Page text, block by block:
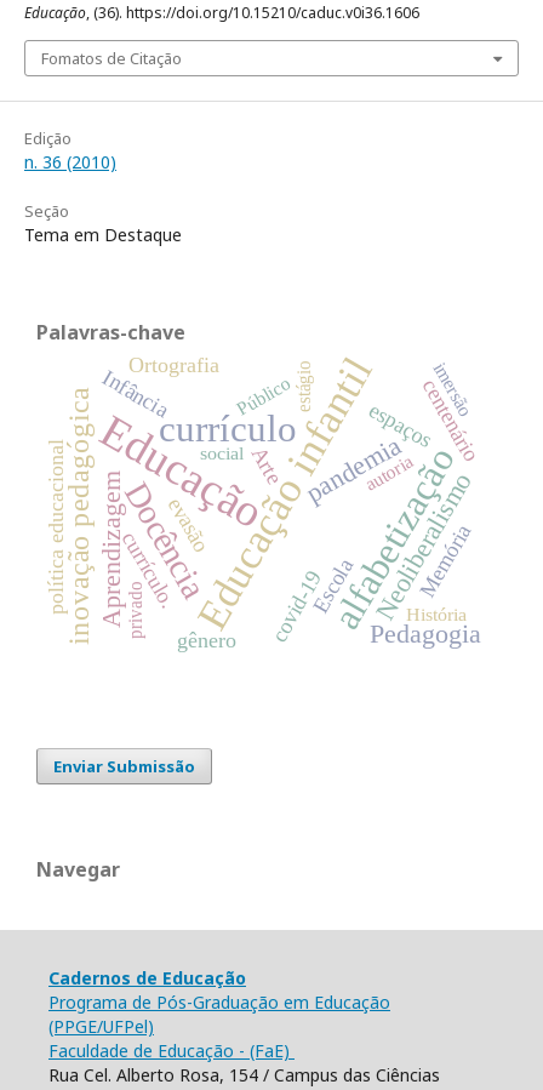
Educação, (36). https://doi.org/10.15210/caduc.v0i36.1606
Fomatos de Citação
Edição
n. 36 (2010)
Seção
Tema em Destaque
Palavras-chave
EducaçãoEducação infantil
currículo
alfabetização
Docência
inovação pedagógica pandemiaNeoliberalismo
Aprendizagem
Pedagogia
covid-19
currículo.
evasão
Infância
espaços
Arte
política educacional Memória
gênero
centenário
Ortografia
Escola
Público
privado
estágio imersão
social autoria
História
Enviar Submissão
Navegar
Cadernos de Educação
Programa de Pós-Graduação em Educação
(PPGE/UFPel)
Faculdade de Educação - (FaE)
Rua Cel. Alberto Rosa, 154 / Campus das Ciências